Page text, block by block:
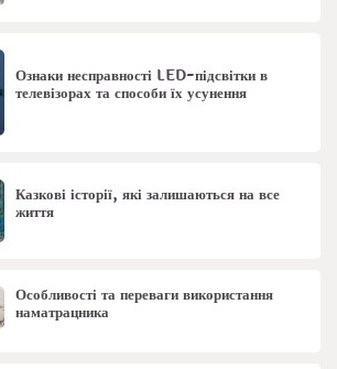
Ознаки несправності LED-підсвітки в
телевізорах та способи їх усунення
Казкові історії, які залишаються на все
життя
Особливості та переваги використання
наматрацника